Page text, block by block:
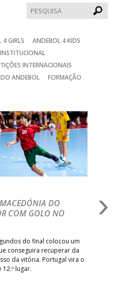
4 GIRLS
ANDEBOL 4 KIDS
INSTITUCIONAL
INTERNACIONAIS
DO ANDEBOL
FORMAÇÃO
DO
COM GOLO NO
do final colocou um
conseguira recuperar da
da vitória. Portugal vira o
lugar.